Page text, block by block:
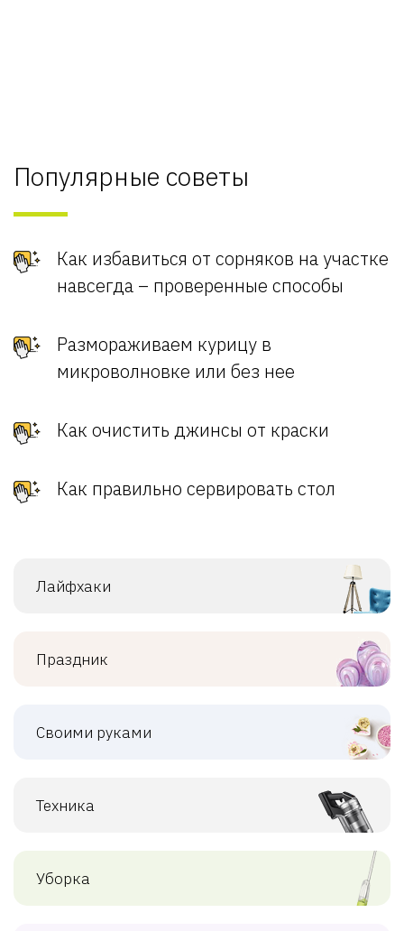
Популярные советы
Как избавиться от сорняков на участке
навсегда – проверенные способы
Размораживаем курицу в
микроволновке или без нее
Как очистить джинсы от краски
Как правильно сервировать стол
Лайфхаки
Праздник
Своими руками
Техника
Уборка